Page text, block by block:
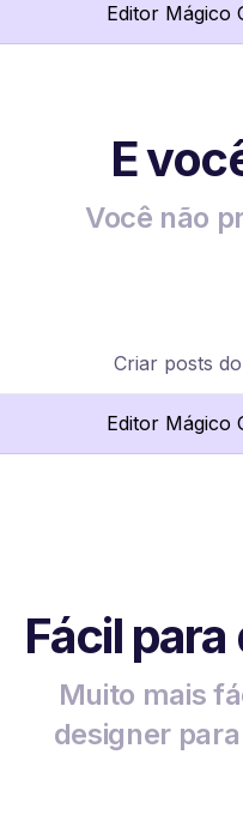
Editor Mágico
E
Você não
Criar posts
Editor Mágico
Fácil
Muito mais
designer